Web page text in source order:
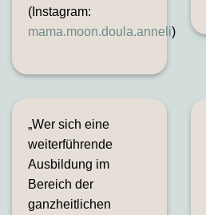
(Instagram:
mama.moon.doula.anneli)
„Wer sich eine
weiterführende
Ausbildung im
Bereich der
ganzheitlichen